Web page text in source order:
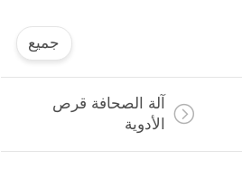
جميع
آلة الصحافة قرص
الأدوية